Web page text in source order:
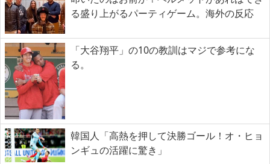
る盛り上がるパーティゲーム。海外の反応
「大谷翔平」の10の教訓はマジで参考にな
る。
韓国人「高熱を押して決勝ゴール！オ・ヒョ
ンギュの活躍に驚き」